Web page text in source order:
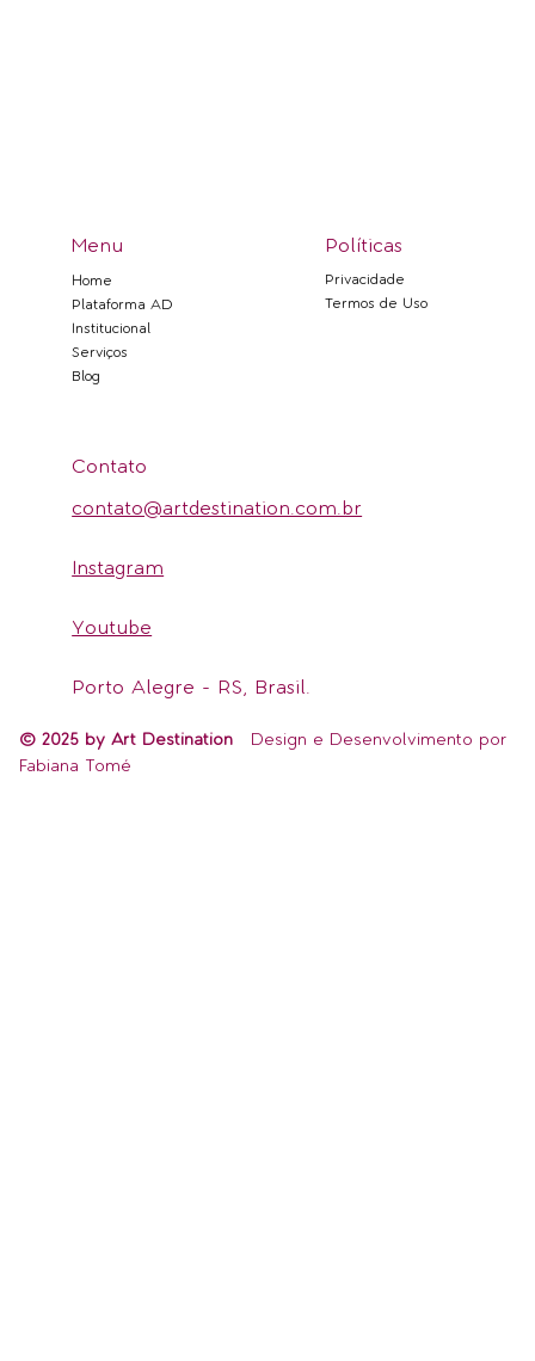
Menu
Home
Plataforma AD
Institucional
Serviços
Blog
Políticas
Privacidade
Termos de Uso
Contato
contato@artdestination.com.br
Instagram
Youtube
Porto Alegre - RS, Brasil.
© 2025 by Art Destination Design e Desenvolvimento por
Fabiana Tomé